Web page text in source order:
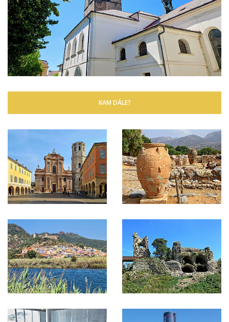
KAM DÁLE?